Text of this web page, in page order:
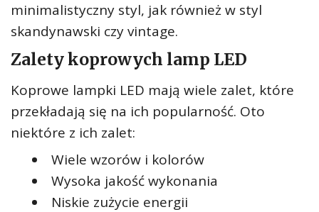
minimalistyczny styl, jak również w styl
skandynawski czy vintage.
Zalety koprowych lamp LED
Koprowe lampki LED mają wiele zalet, które
przekładają się na ich popularność. Oto
niektóre z ich zalet:
Wiele wzorów i kolorów
Wysoka jakość wykonania
Niskie zużycie energii